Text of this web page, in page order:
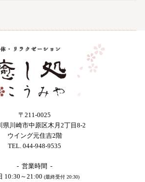
〒211-0025
県川崎市中原区木月2丁目8-2
ウイング元住吉2階
TEL. 044-948-9535
- 営業時間 -
10:30～21:00 (最終受付 20:30)